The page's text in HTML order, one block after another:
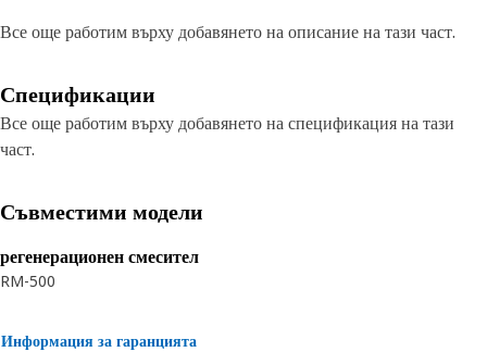
Все още работим върху добавянето на описание на тази част.
Спецификации
Все още работим върху добавянето на спецификация на тази
част.
Съвместими модели
регенерационен смесител
RM-500
Информация за гаранцията